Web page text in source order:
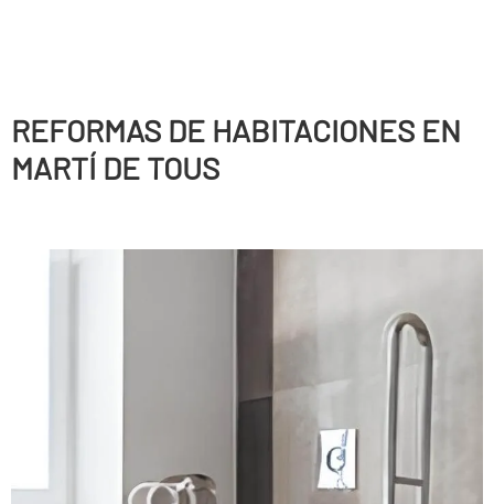
REFORMAS DE HABITACIONES EN
MARTÍ DE TOUS